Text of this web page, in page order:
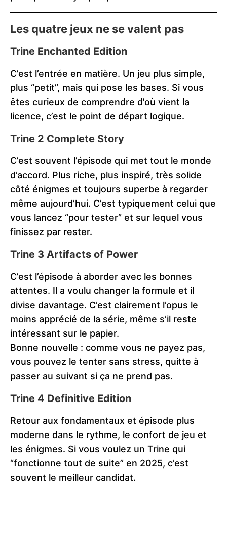
Les quatre jeux ne se valent pas
Trine Enchanted Edition
C’est l’entrée en matière. Un jeu plus simple,
plus “petit”, mais qui pose les bases. Si vous
êtes curieux de comprendre d’où vient la
licence, c’est le point de départ logique.
Trine 2 Complete Story
C’est souvent l’épisode qui met tout le monde
d’accord. Plus riche, plus inspiré, très solide
côté énigmes et toujours superbe à regarder
même aujourd’hui. C’est typiquement celui que
vous lancez “pour tester” et sur lequel vous
finissez par rester.
Trine 3 Artifacts of Power
C’est l’épisode à aborder avec les bonnes
attentes. Il a voulu changer la formule et il
divise davantage. C’est clairement l’opus le
moins apprécié de la série, même s’il reste
intéressant sur le papier.
Bonne nouvelle : comme vous ne payez pas,
vous pouvez le tenter sans stress, quitte à
passer au suivant si ça ne prend pas.
Trine 4 Definitive Edition
Retour aux fondamentaux et épisode plus
moderne dans le rythme, le confort de jeu et
les énigmes. Si vous voulez un Trine qui
“fonctionne tout de suite” en 2025, c’est
souvent le meilleur candidat.